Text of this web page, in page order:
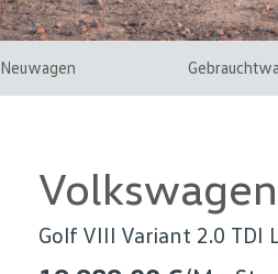
Neuwagen
Golf VIII Variant 2.0 TDI